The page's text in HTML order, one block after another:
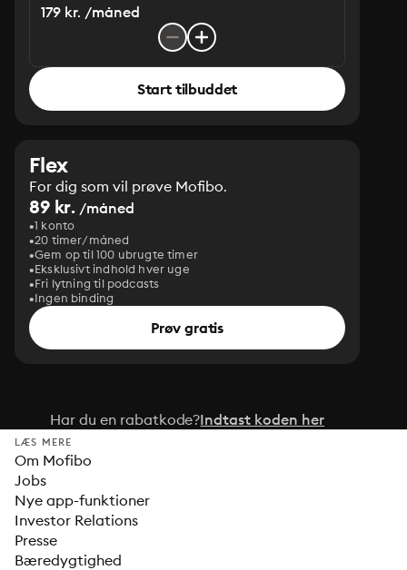
179 kr. /måned
Start tilbuddet
Flex
For dig som vil prøve Mofibo.
89 kr. /måned
1 konto
20 timer/måned
Gem op til 100 ubrugte timer
Eksklusivt indhold hver uge
Fri lytning til podcasts
Ingen binding
Prøv gratis
Har du en rabatkode?Indtast koden her
LÆS MERE
Om Mofibo
Jobs
Nye app-funktioner
Investor Relations
Presse
Bæredygtighed